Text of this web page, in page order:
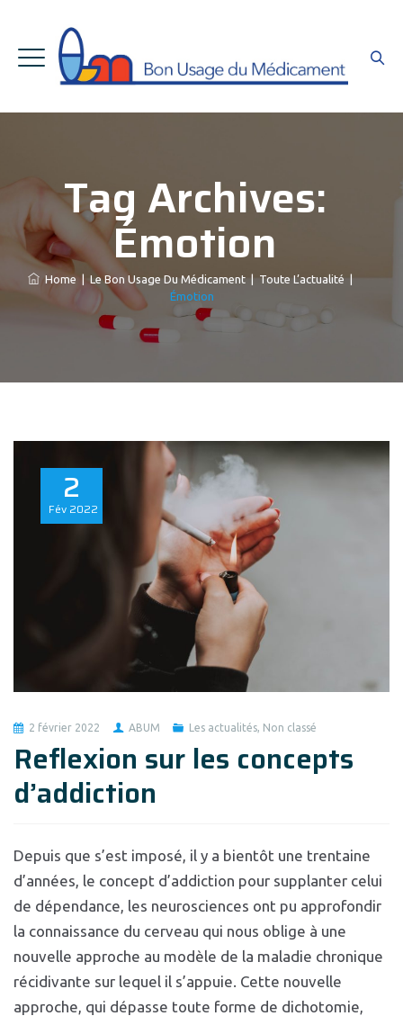
Tag Archives:
Émotion
Home Le Bon Usage Du Médicament|Toute L’actualité|
Émotion
2
Fév 2022
2 février 2022 ABUM Les actualités, Non classé
Reflexion sur les concepts
d’addiction
Depuis que s’est imposé, il y a bientôt une trentaine
d’années, le concept d’addiction pour supplanter celui
de dépendance, les neurosciences ont pu approfondir
la connaissance du cerveau qui nous oblige à une
nouvelle approche au modèle de la maladie chronique
récidivante sur lequel il s’appuie. Cette nouvelle
approche, qui dépasse toute forme de dichotomie,